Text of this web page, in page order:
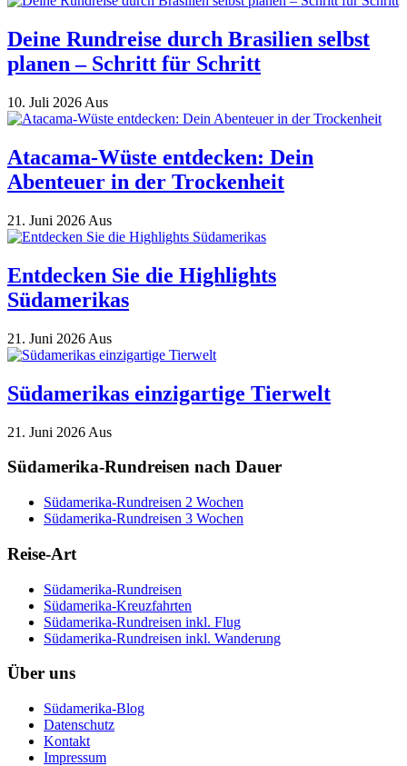
Deine Rundreise durch Brasilien selbst
planen – Schritt für Schritt
10. Juli 2026 Aus
Atacama-Wüste entdecken: Dein
Abenteuer in der Trockenheit
21. Juni 2026 Aus
Entdecken Sie die Highlights
Südamerikas
21. Juni 2026 Aus
Südamerikas einzigartige Tierwelt
21. Juni 2026 Aus
Südamerika-Rundreisen nach Dauer
Südamerika-Rundreisen 2 Wochen
Südamerika-Rundreisen 3 Wochen
Reise-Art
Südamerika-Rundreisen
Südamerika-Kreuzfahrten
Südamerika-Rundreisen inkl. Flug
Südamerika-Rundreisen inkl. Wanderung
Über uns
Südamerika-Blog
Datenschutz
Kontakt
Impressum